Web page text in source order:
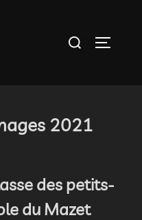
Rechercher :
2021
des petits-
du Mazet